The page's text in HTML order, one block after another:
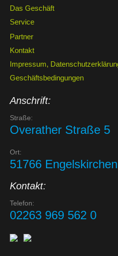
Das Geschäft
Service
Partner
Kontakt
Impressum,
Geschäftsbedingungen
Anschrift:
Straße:
Overather Straße 5
Ort:
51766 Engelskirchen
Kontakt:
Telefon:
02263 969 562 0